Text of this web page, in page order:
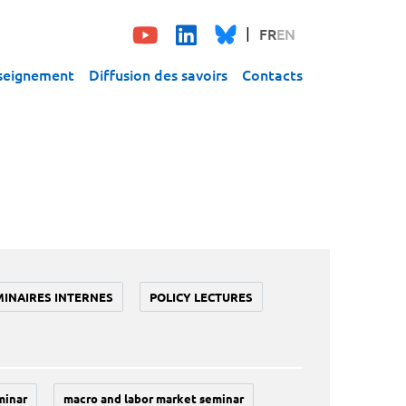
FREN
Diffusion des savoirs Contacts
INTERNES POLICY LECTURES
macro and labor market seminar